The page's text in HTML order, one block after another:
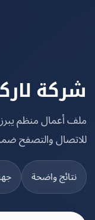
لاركو
منظم يبرز
والتصفح ضمن
واضحة جهات